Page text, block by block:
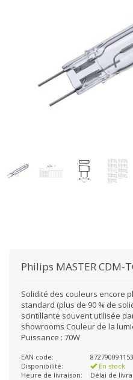
Philips MASTER CDM-
Solidité des couleurs encore
standard (plus de 90 % de
scintillante souvent utilisée
showrooms Couleur de la
Puissance : 70W
EAN code:
Disponibilité:
En stock
Heure de livraison:
Délai de